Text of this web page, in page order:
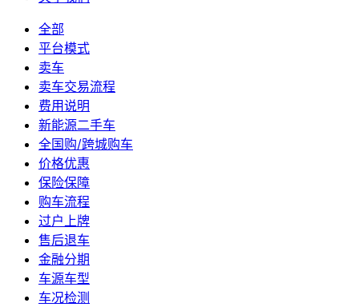
全部
平台模式
卖车
卖车交易流程
费用说明
新能源二手车
全国购/跨城购车
价格优惠
保险保障
购车流程
过户上牌
售后退车
金融分期
车源车型
车况检测